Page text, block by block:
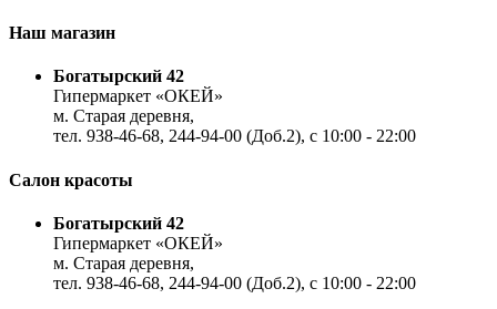
Наш магазин
Богатырский 42
Гипермаркет «ОКЕЙ»
м. Старая деревня,
тел. 938-46-68, 244-94-00 (Доб.2), c 10:00 - 22:00
Салон красоты
Богатырский 42
Гипермаркет «ОКЕЙ»
м. Старая деревня,
тел. 938-46-68, 244-94-00 (Доб.2), c 10:00 - 22:00